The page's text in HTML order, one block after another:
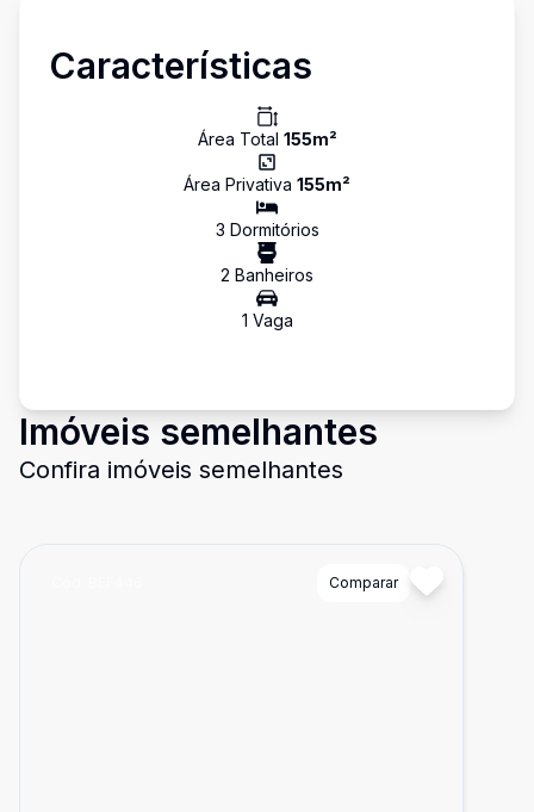
Características
Área Total 155m²
Área Privativa 155m²
3 Dormitórios
2 Banheiros
1 Vaga
Imóveis semelhantes
Confira imóveis semelhantes
Comparar